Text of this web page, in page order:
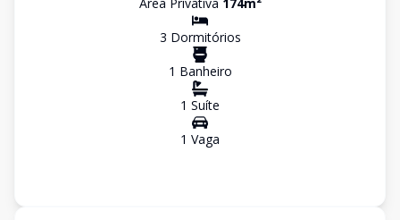
3 Dormitórios
1 Banheiro
1 Suíte
1 Vaga